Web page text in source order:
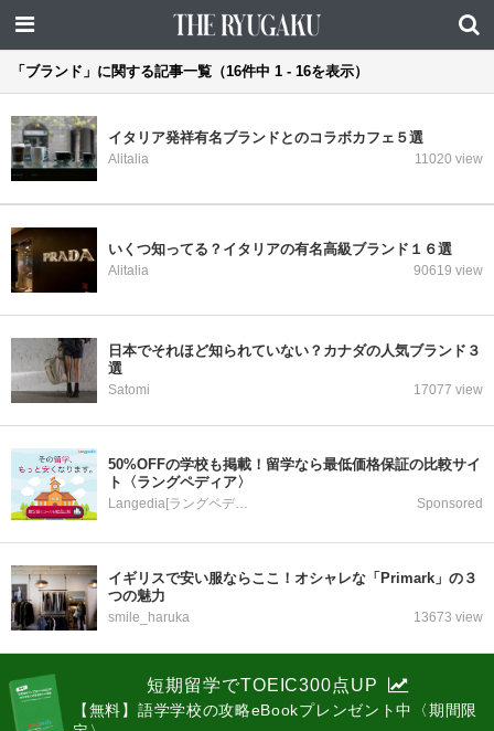
「ブランド」に関する記事一覧（16件中 1 - 16を表示）
イタリア発祥有名ブランドとのコラボカフェ５選
Alitalia 11020 view
いくつ知ってる？イタリアの有名高級ブランド１６選
Alitalia 90619 view
日本でそれほど知られていない？カナダの人気ブランド３
選
Satomi 17077 view
50%OFFの学校も掲載！留学なら最低価格保証の比較サイ
ト〈ラングペディア〉
Langedia[ラングペディア] Sponsored
イギリスで安い服ならここ！オシャレな「Primark」の３
つの魅力
smile_haruka 13673 view
短期留学でTOEIC300点UP
【無料】語学学校の攻略eBookプレンゼント中〈期間限